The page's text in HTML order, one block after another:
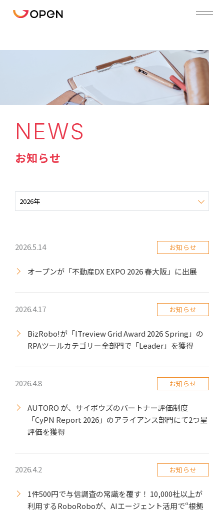
NEWS
お知らせ
2026.5.14 お知らせ
オープンが「不動産DX EXPO 2026 春大阪」に出展
2026.4.17 お知らせ
BizRobo!が「ITreview Grid Award 2026 Spring」の
RPAツールカテゴリー全部門で「Leader」を獲得
2026.4.8 お知らせ
AUTORO が、サイボウズのパートナー評価制度
「CyPN Report 2026」のアライアンス部門にて2つ星
評価を獲得
2026.4.2 お知らせ
1件500円で与信調査の常識を覆す！ 10,000社以上が
利用するRoboRoboが、AIエージェント活用で“根拠